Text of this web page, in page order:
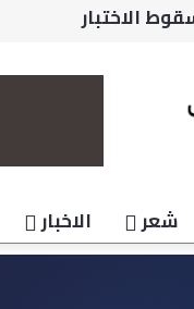
وانتي اقتحمتي قلب
نظر قد لا تعجبكم
الاختبار
شعر الاخبار